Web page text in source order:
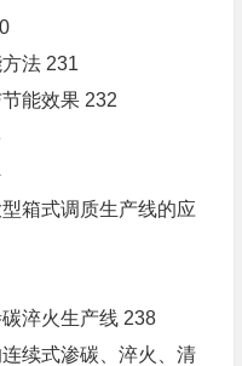
法 231
能效果 232
箱式调质生产线的应
淬火生产线 238
续式渗碳、淬火、清